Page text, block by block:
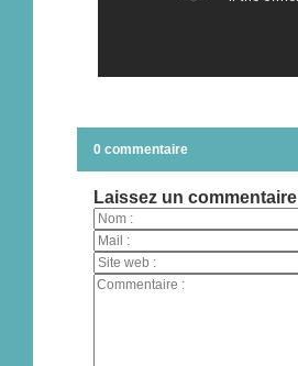
0 commentaire
Laissez un commentaire